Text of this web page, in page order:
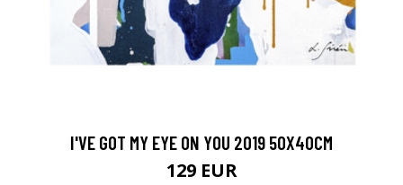
I'VE GOT MY EYE ON YOU 2019 50X40CM
129 EUR